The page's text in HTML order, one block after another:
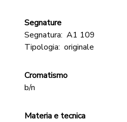
Segnature
Segnatura: A1 109
Tipologia: originale
Cromatismo
b/n
Materia e tecnica